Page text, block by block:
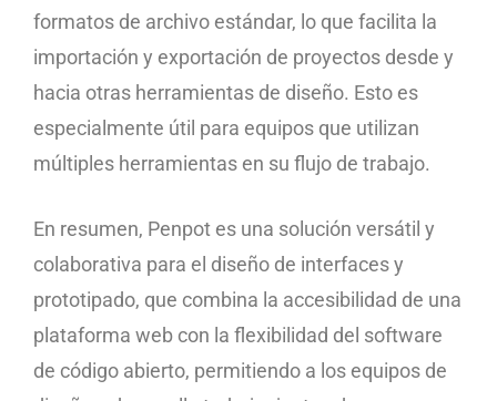
formatos de archivo estándar, lo que facilita la
importación y exportación de proyectos desde y
hacia otras herramientas de diseño. Esto es
especialmente útil para equipos que utilizan
múltiples herramientas en su flujo de trabajo.
En resumen, Penpot es una solución versátil y
colaborativa para el diseño de interfaces y
prototipado, que combina la accesibilidad de una
plataforma web con la flexibilidad del software
de código abierto, permitiendo a los equipos de